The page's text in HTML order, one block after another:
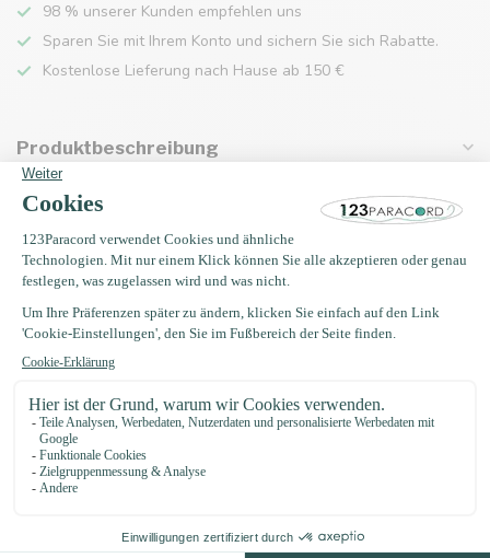
98 % unserer Kunden empfehlen uns
Sparen Sie mit Ihrem Konto und sichern Sie sich Rabatte.
Kostenlose Lieferung nach Hause ab 150 €
Produktbeschreibung
Eigenschaften
Zuletzt angesehen